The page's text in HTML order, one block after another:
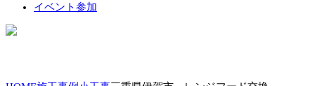
イベント参加